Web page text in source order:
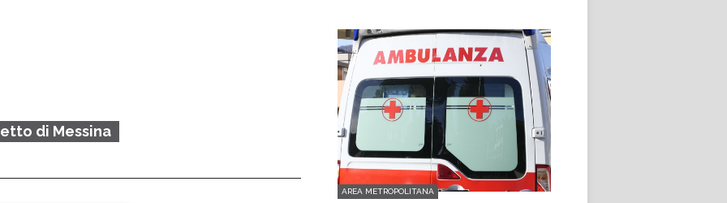
di Messina
AREA METROPOLITANA